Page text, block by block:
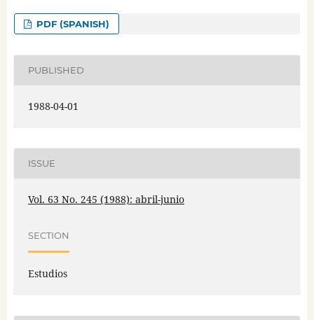
PDF (SPANISH)
PUBLISHED
1988-04-01
ISSUE
Vol. 63 No. 245 (1988): abril-junio
SECTION
Estudios